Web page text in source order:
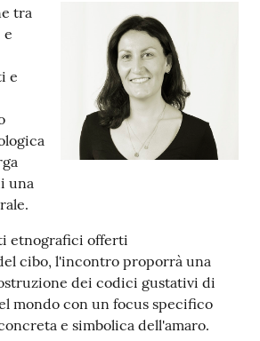
tra
e
e
una
etnografici offerti
cibo, l'incontro proporrà una
dei codici gustativi di
mondo con un focus specifico
e simbolica dell'amaro.